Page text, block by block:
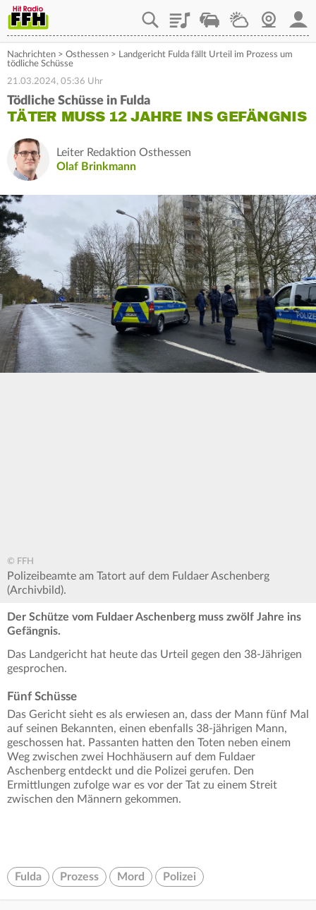
PlaylistStaupilotWetterWebcam
Nachrichten > Osthessen > Landgericht Fulda fällt Urteil im Prozess um
tödliche Schüsse
21.03.2024, 05:36 Uhr
Tödliche Schüsse in Fulda
TÄTER MUSS 12 JAHRE INS GEFÄNGNIS
Leiter Redaktion Osthessen
Olaf Brinkmann
© FFH
Polizeibeamte am Tatort auf dem Fuldaer Aschenberg
(Archivbild).
Der Schütze vom Fuldaer Aschenberg muss zwölf Jahre ins
Gefängnis.
Das Landgericht hat heute das Urteil gegen den 38-Jährigen
gesprochen.
Fünf Schüsse
Das Gericht sieht es als erwiesen an, dass der Mann fünf Mal
auf seinen Bekannten, einen ebenfalls 38-jährigen Mann,
geschossen hat. Passanten hatten den Toten neben einem
Weg zwischen zwei Hochhäusern auf dem Fuldaer
Aschenberg entdeckt und die Polizei gerufen. Den
Ermittlungen zufolge war es vor der Tat zu einem Streit
zwischen den Männern gekommen.
Fulda Prozess Mord Polizei